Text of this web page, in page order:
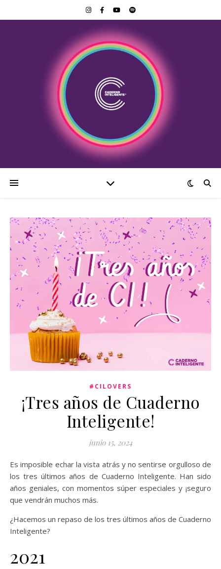
#CILOVERS
¡Tres años de Cuaderno
Inteligente!
junio 15, 2024
Es imposible echar la vista atrás y no sentirse orgulloso de
los tres últimos años de Cuaderno Inteligente. Han sido
años geniales, con momentos súper especiales y ¡seguro
que vendrán muchos más.
¿Hacemos un repaso de los tres últimos años de Cuaderno
Inteligente?
2021